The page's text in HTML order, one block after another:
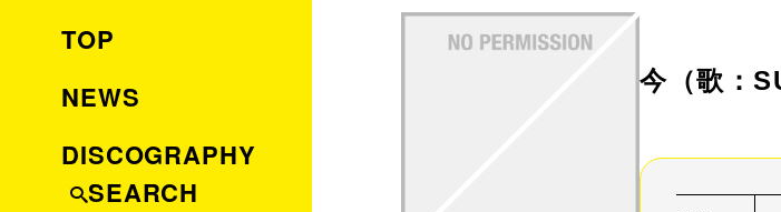
TOP
NEWS
DISCOGRAPHY
SEARCH
今 （歌：